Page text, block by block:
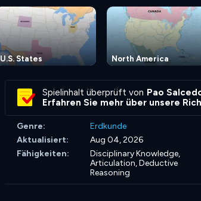
U.S. States North America
Spielinhalt überprüft von Pao
Erfahren Sie mehr über unsere
Genre: Erdkunde
Aktualisiert:
Aug 04, 2026
Fähigkeiten:
Disciplinary Knowledge,
Articulation,Deductive
Reasoning